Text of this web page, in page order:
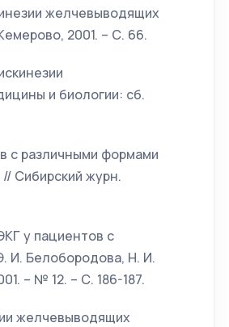
желчевыводящих
2001. – С. 66.
и биологии: сб.
с различными формами
Сибирский журн.
у пациентов с
И. Белобородова, Н. И.
– № 12. – С. 186-187.
желчевыводящих